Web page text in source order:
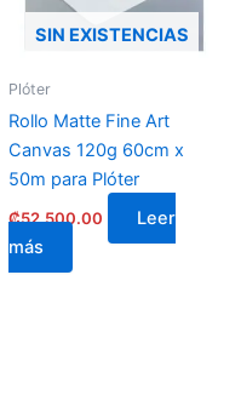
SIN EXISTENCIAS
Plóter
Rollo Matte Fine Art
Canvas 120g 60cm x
50m para Plóter
₡52,500.00
Leer
más